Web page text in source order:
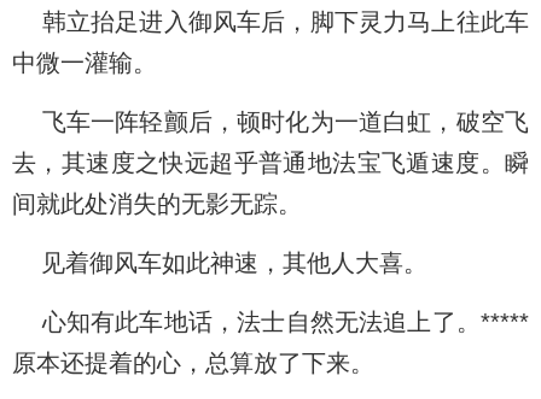
韩立抬足进入御风车后，脚下灵力马上往此车
中微一灌输。
飞车一阵轻颤后，顿时化为一道白虹，破空飞
去，其速度之快远超乎普通地法宝飞遁速度。瞬
间就此处消失的无影无踪。
见着御风车如此神速，其他人大喜。
心知有此车地话，法士自然无法追上了。*****
原本还提着的心，总算放了下来。